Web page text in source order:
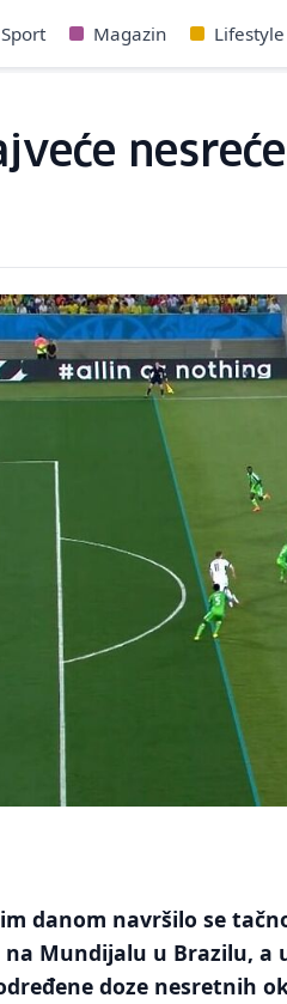
Sport Magazin Lifestyle
danom navršilo se
Mundijalu u Brazilu, a
doze nesretnih